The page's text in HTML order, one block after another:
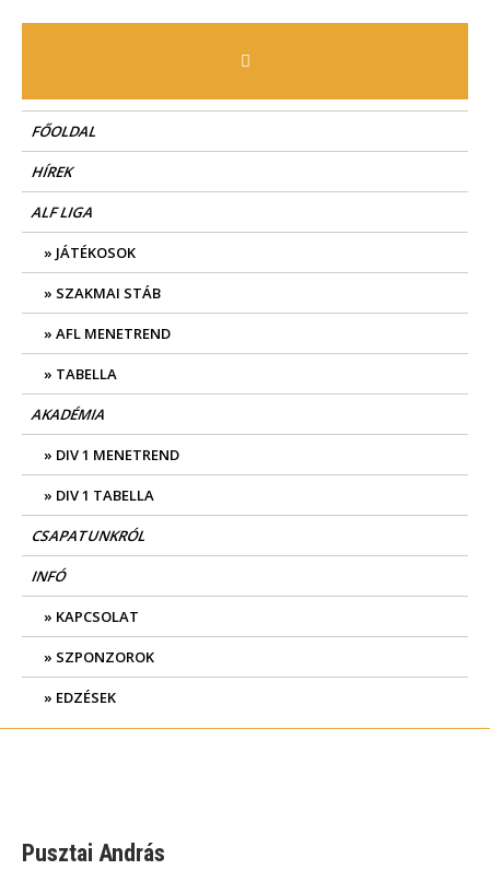
FŐOLDAL
HÍREK
ALF LIGA
JÁTÉKOSOK
SZAKMAI STÁB
AFL MENETREND
TABELLA
AKADÉMIA
DIV 1 MENETREND
DIV 1 TABELLA
CSAPATUNKRÓL
INFÓ
KAPCSOLAT
SZPONZOROK
EDZÉSEK
Pusztai András